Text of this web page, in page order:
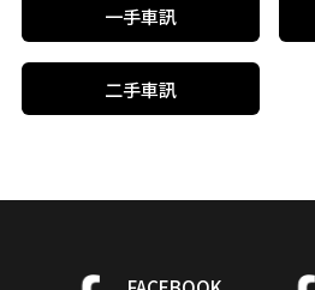
一手車訊
二手車訊